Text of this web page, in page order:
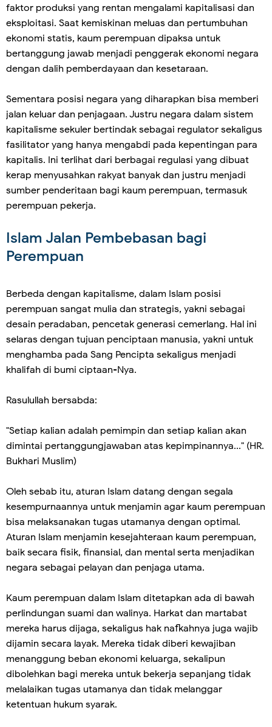
faktor produksi yang rentan mengalami kapitalisasi dan
eksploitasi. Saat kemiskinan meluas dan pertumbuhan
ekonomi statis, kaum perempuan dipaksa untuk
bertanggung jawab menjadi penggerak ekonomi negara
dengan dalih pemberdayaan dan kesetaraan.
Sementara posisi negara yang diharapkan bisa memberi
jalan keluar dan penjagaan. Justru negara dalam sistem
kapitalisme sekuler bertindak sebagai regulator sekaligus
fasilitator yang hanya mengabdi pada kepentingan para
kapitalis. Ini terlihat dari berbagai regulasi yang dibuat
kerap menyusahkan rakyat banyak dan justru menjadi
sumber penderitaan bagi kaum perempuan, termasuk
perempuan pekerja.
Islam Jalan Pembebasan bagi
Perempuan
Berbeda dengan kapitalisme, dalam Islam posisi
perempuan sangat mulia dan strategis, yakni sebagai
desain peradaban, pencetak generasi cemerlang. Hal ini
selaras dengan tujuan penciptaan manusia, yakni untuk
menghamba pada Sang Pencipta sekaligus menjadi
khalifah di bumi ciptaan-Nya.
Rasulullah bersabda:
"Setiap kalian adalah pemimpin dan setiap kalian akan
dimintai pertanggungjawaban atas kepimpinannya..." (HR.
Bukhari Muslim)
Oleh sebab itu, aturan Islam datang dengan segala
kesempurnaannya untuk menjamin agar kaum perempuan
bisa melaksanakan tugas utamanya dengan optimal.
Aturan Islam menjamin kesejahteraan kaum perempuan,
baik secara fisik, finansial, dan mental serta menjadikan
negara sebagai pelayan dan penjaga utama.
Kaum perempuan dalam Islam ditetapkan ada di bawah
perlindungan suami dan walinya. Harkat dan martabat
mereka harus dijaga, sekaligus hak nafkahnya juga wajib
dijamin secara layak. Mereka tidak diberi kewajiban
menanggung beban ekonomi keluarga, sekalipun
dibolehkan bagi mereka untuk bekerja sepanjang tidak
melalaikan tugas utamanya dan tidak melanggar
ketentuan hukum syarak.